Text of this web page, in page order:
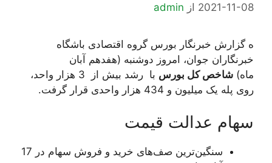
2021-11-08 از admin
ه گزارش خبرنگار بورس گروه اقتصادی باشگاه
خبرنگاران جوان، امروز دوشنبه (هفدهم آبان
ماه) شاخص کل بورس
با رشد بیش از 3 هزار واحد،
روی پله یک میلیون و 434 هزار واحدی قرار گرفت.
سهام عدالت قیمت
سنگین‌ترین صف‌های خرید و فروش سهام در 17